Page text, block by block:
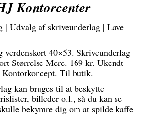
Kontorcenter
| Udvalg af skriveunderlag | Lave
verdenskort 40×53. Skriveunderlag
Størrelse Mere. 169 kr. Ukendt
Til butik.
kan bruges til at beskytte
billeder o.l., så du kan se
bekymre dig om at spilde kaffe